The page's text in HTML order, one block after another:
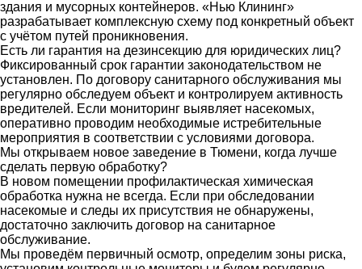
здания и мусорных контейнеров. «Нью Клининг»
разрабатывает комплексную схему под конкретный объект
с учётом путей проникновения.
Есть ли гарантия на дезинсекцию для юридических лиц?
Фиксированный срок гарантии законодательством не
установлен. По договору санитарного обслуживания мы
регулярно обследуем объект и контролируем активность
вредителей. Если мониторинг выявляет насекомых,
оперативно проводим необходимые истребительные
мероприятия в соответствии с условиями договора.
Мы открываем новое заведение в Тюмени, когда лучше
сделать первую обработку?
В новом помещении профилактическая химическая
обработка нужна не всегда. Если при обследовании
насекомые и следы их присутствия не обнаружены,
достаточно заключить договор на санитарное
обслуживание.
Мы проведём первичный осмотр, определим зоны риска,